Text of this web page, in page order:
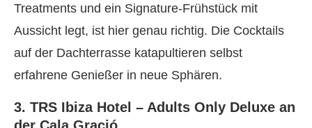
Treatments und ein Signature-Frühstück mit
Aussicht legt, ist hier genau richtig. Die Cocktails
auf der Dachterrasse katapultieren selbst
erfahrene Genießer in neue Sphären.
3. TRS Ibiza Hotel – Adults Only Deluxe an